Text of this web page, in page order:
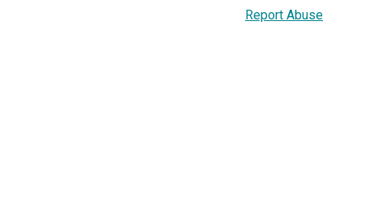
Report Abuse